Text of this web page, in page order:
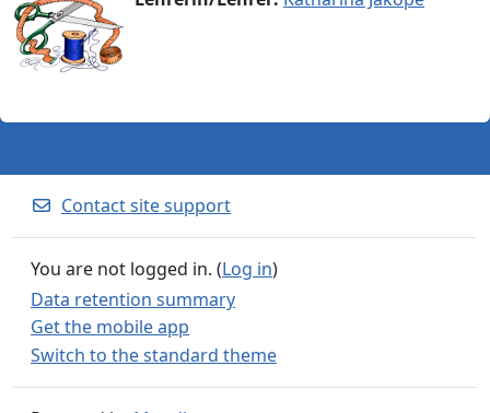
Contact site support
You are not logged in. (Log in)
Data retention summary
Get the mobile app
Switch to the standard theme